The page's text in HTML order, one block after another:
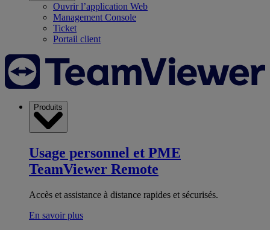
Ouvrir l’application Web
Management Console
Ticket
Portail client
Produits
Usage personnel et PME
TeamViewer Remote
Accès et assistance à distance rapides et sécurisés.
En savoir plus